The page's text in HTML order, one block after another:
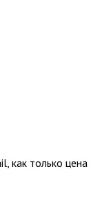
как только цена